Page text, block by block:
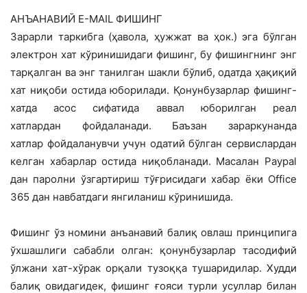
АНЪАНАВИЙ E-MAIL ФИШИНГ
Зарарли таркибга (ҳавола, ҳужжат ва ҳок.) эга бўлган
электрон хат кўринишидаги фишинг, бу фишингнинг энг
тарқалган ва энг танилган шакли бўлиб, одатда ҳақиқий
хат ниқоби остида юборилади. Қонунбузарлар фишинг-
хатда асос сифатида аввал юборилган реал
хатлардан фойдаланади. Баъзан зараркунанда
хатлар фойдаланувчи учун одатий бўлган сервислардан
келган хабарлар остида ниқобланади. Масалан Paypal
дан паролни ўзгартириш тўғрисидаги хабар ёки Office
365 дан навбатдаги янгиланиш кўринишида.
Фишинг ўз номини анъанавий балиқ овлаш принципига
ўхшашлиги сабабли олган: қонунбузарлар тасодифий
ўлжани хат-хўрак орқали тузоққа тушаридилар. Худди
балиқ овидагидек, фишинг ғояси турли усуллар билан